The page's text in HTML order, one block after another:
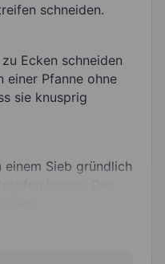
schneiden.
Ecken schneiden
einer Pfanne ohne
sie knusprig
einem Sieb gründlich